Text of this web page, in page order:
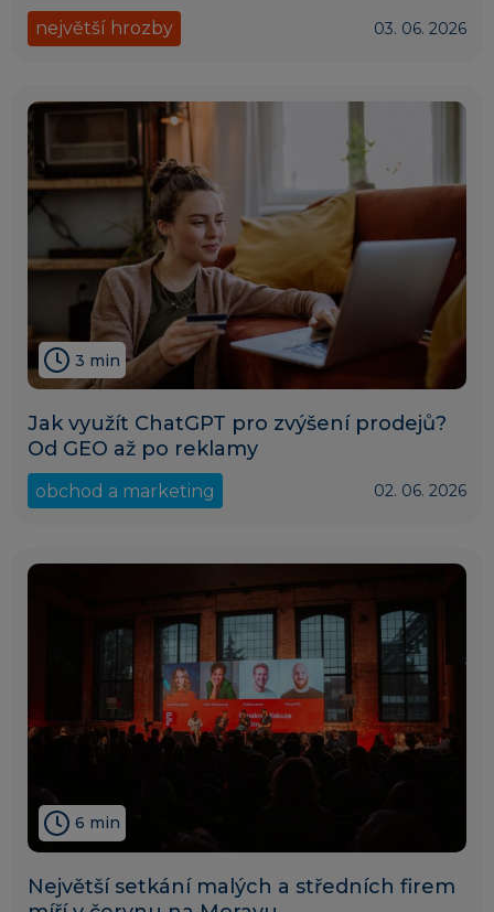
největší hrozby 03. 06. 2026
3 min
Jak využít ChatGPT pro zvýšení prodejů?
Od GEO až po reklamy
obchod a marketing 02. 06. 2026
6 min
Největší setkání malých a středních firem